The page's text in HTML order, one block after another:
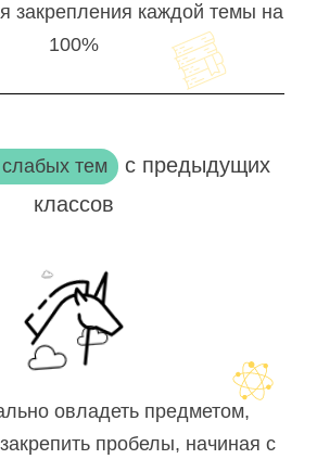
закрепления каждой темы на
100%
тем с предыдущих
классов
овладеть предметом,
пробелы, начиная с